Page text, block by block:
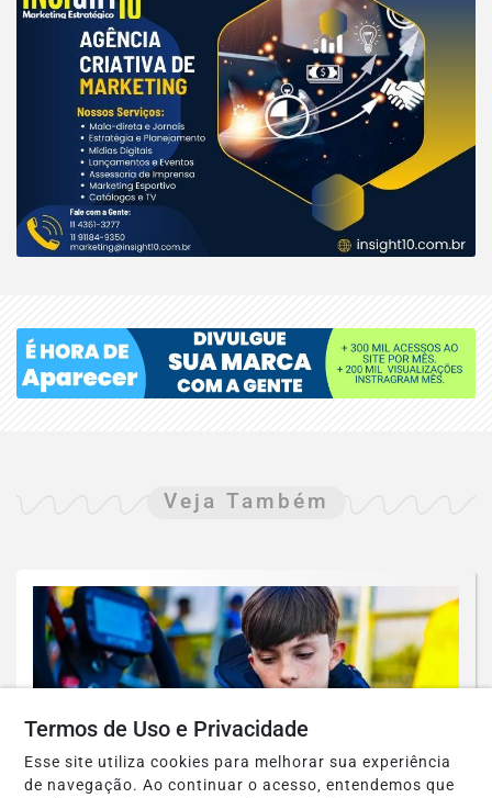
Veja Também
Termos de Uso e Privacidade
Esse site utiliza cookies para melhorar sua experiência
de navegação. Ao continuar o acesso, entendemos que